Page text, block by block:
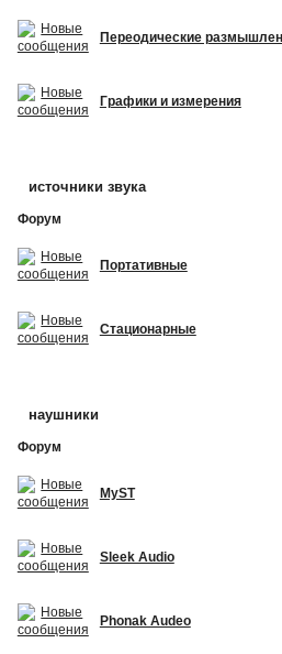
Переодические
Графики и измерения
источники звука
Форум
Портативные
Стационарные
наушники
Форум
MyST
Sleek Audio
Phonak Audeo